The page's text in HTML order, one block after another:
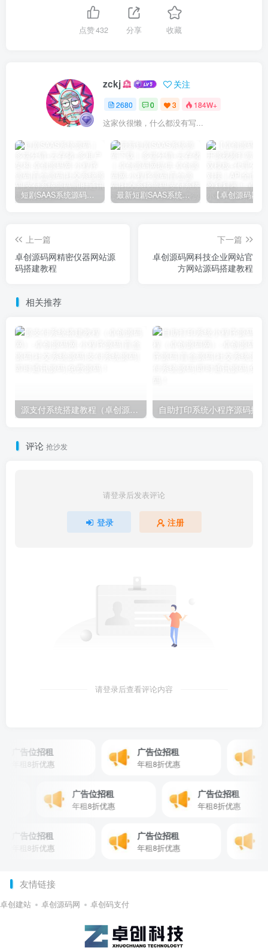
点赞432 分享 收藏
zckj 关注
2680 0 3 184W+
这家伙很懒，什么都没有写...
短剧SAAS系统源码｜多端分销+云存储+多租户架构 最新短剧SAAS系统源码下载｜多端分销+云存储｜卓创源码网提供
上一篇
卓创源码网精密仪器网站源
码搭建教程
下一篇
卓创源码网科技企业网站官
方网站源码搭建教程
相关推荐
源支付系统搭建教程（卓创源码网）
评论 抢沙发
请登录后发表评论
登录 注册
请登录后查看评论内容
广告位招租
年租8折优惠
广告位招租
年租8折优惠
广告位招租
年租8折优惠
广告位招租
年租8折优惠
广告位招租
年租8折优惠
广告位招租
年租8折优惠
友情链接
卓创建站 卓创源码网 卓创码支付